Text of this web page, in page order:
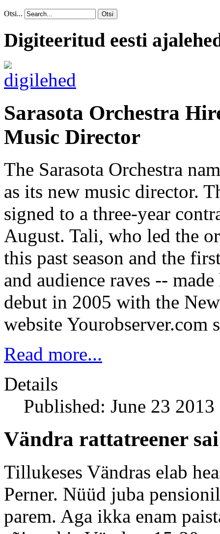
Otsi... Otsi
Digiteeritud eesti
Sarasota Orchestra
Music Director
The Sarasota Orchestra
as its new music director.
signed to a three-year
August. Tali, who led the
this past season and the
and audience raves --
debut in 2005 with the
website Yourobserver.com
Read more...
Details
Published: June 23 2013
Vändra rattatreener
Tillukeses Vändras elab
Perner. Nüüd juba
parem. Aga ikka enam